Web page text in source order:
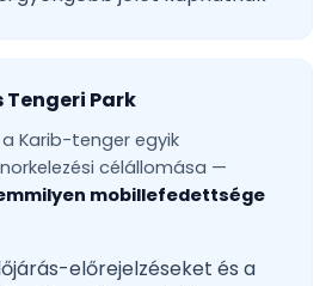
Park
Karib-tenger egyik
célállomása —
mobillefedettsége
előrejelzéseket és a